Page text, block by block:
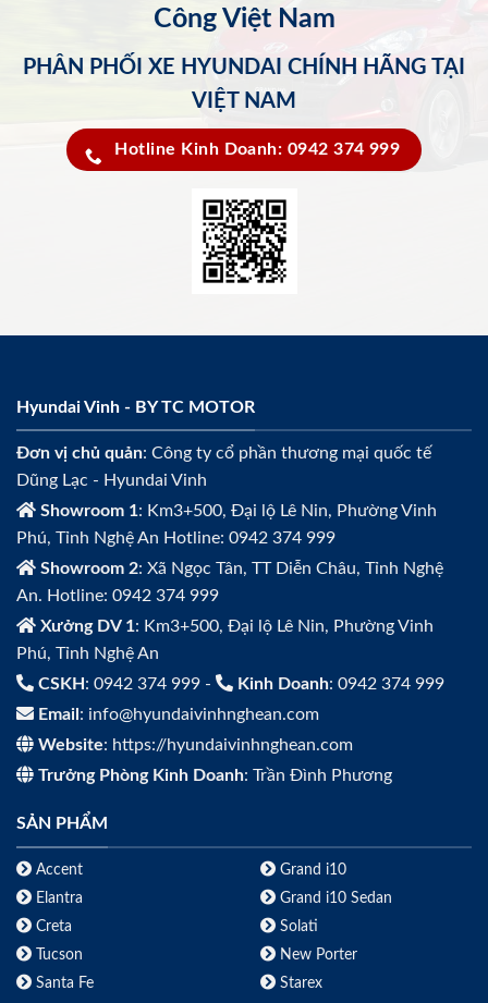
Công Việt Nam
PHÂN PHỐI XE HYUNDAI CHÍNH HÃNG TẠI
VIỆT NAM
Hotline Kinh Doanh: 0942 374 999
Hyundai Vinh - BY TC MOTOR
Đơn vị chủ quản: Công ty cổ phần thương mại quốc tế
Dũng Lạc - Hyundai Vinh
Showroom 1: Km3+500, Đại lộ Lê Nin, Phường Vinh
Phú, Tỉnh Nghệ An Hotline: 0942 374 999
Showroom 2: Xã Ngọc Tân, TT Diễn Châu, Tỉnh Nghệ
An. Hotline: 0942 374 999
Xưởng DV 1: Km3+500, Đại lộ Lê Nin, Phường Vinh
Phú, Tỉnh Nghệ An
CSKH : 0942 374 999 - Kinh Doanh: 0942 374 999
Email : info@hyundaivinhnghean.com
Website: https://hyundaivinhnghean.com
Trưởng Phòng Kinh Doanh: Trần Đình Phương
SẢN PHẨM
Accent
Elantra
Creta
Tucson
Santa Fe
Grand i10
Grand i10 Sedan
Solati
New Porter
Starex